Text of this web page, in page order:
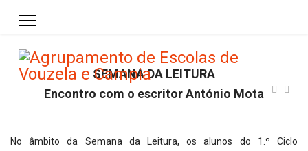
SEMANA DA LEITURA
Encontro com o escritor António Mota
No âmbito da Semana da Leitura, os alunos do 1.º Ciclo